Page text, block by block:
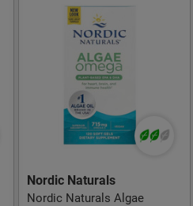
Nordic Naturals
Nordic Naturals Algae